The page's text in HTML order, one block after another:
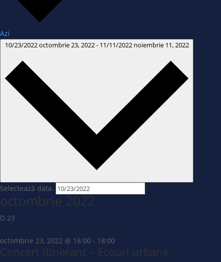
Azi
10/23/2022octombrie 23, 2022- 11/11/2022 noiembrie 11, 2022
Selectează data.
octombrie 2022
D 23
octombrie 23, 2022 @ 16:00 - 18:00
Concert itinerant – Ecouri urbane